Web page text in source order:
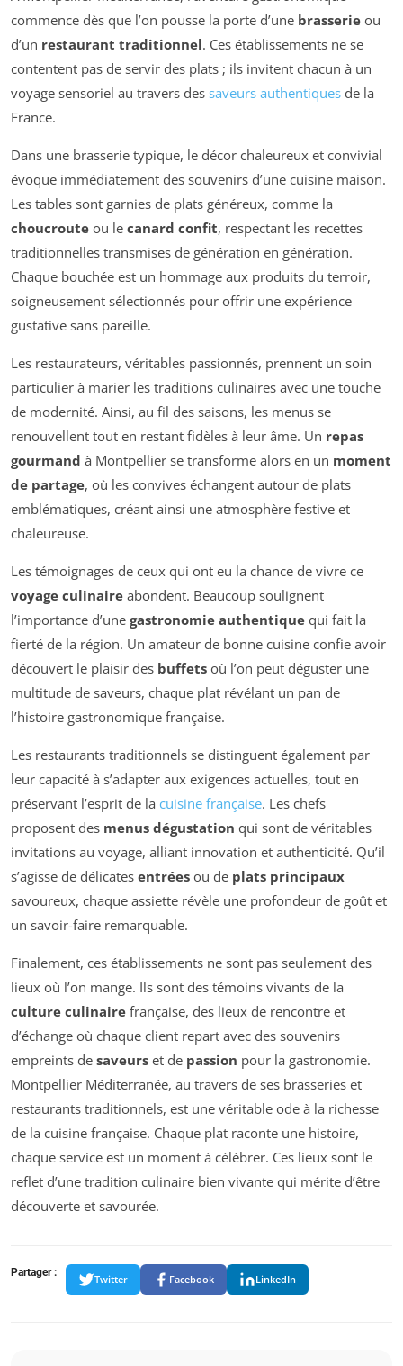
commence dès que l’on pousse la porte d’une brasserie ou
d’un restaurant traditionnel. Ces établissements ne se
contentent pas de servir des plats ; ils invitent chacun à un
voyage sensoriel au travers des saveurs authentiques de la
France.
Dans une brasserie typique, le décor chaleureux et convivial
évoque immédiatement des souvenirs d’une cuisine maison.
Les tables sont garnies de plats généreux, comme la
choucroute ou le canard confit, respectant les recettes
traditionnelles transmises de génération en génération.
Chaque bouchée est un hommage aux produits du terroir,
soigneusement sélectionnés pour offrir une expérience
gustative sans pareille.
Les restaurateurs, véritables passionnés, prennent un soin
particulier à marier les traditions culinaires avec une touche
de modernité. Ainsi, au fil des saisons, les menus se
renouvellent tout en restant fidèles à leur âme. Un repas
gourmand à Montpellier se transforme alors en un moment
de partage, où les convives échangent autour de plats
emblématiques, créant ainsi une atmosphère festive et
chaleureuse.
Les témoignages de ceux qui ont eu la chance de vivre ce
voyage culinaire abondent. Beaucoup soulignent
l’importance d’une gastronomie authentique qui fait la
fierté de la région. Un amateur de bonne cuisine confie avoir
découvert le plaisir des buffets où l’on peut déguster une
multitude de saveurs, chaque plat révélant un pan de
l’histoire gastronomique française.
Les restaurants traditionnels se distinguent également par
leur capacité à s’adapter aux exigences actuelles, tout en
préservant l’esprit de la cuisine française. Les chefs
proposent des menus dégustation qui sont de véritables
invitations au voyage, alliant innovation et authenticité. Qu’il
s’agisse de délicates entrées ou de plats principaux
savoureux, chaque assiette révèle une profondeur de goût et
un savoir-faire remarquable.
Finalement, ces établissements ne sont pas seulement des
lieux où l’on mange. Ils sont des témoins vivants de la
culture culinaire française, des lieux de rencontre et
d’échange où chaque client repart avec des souvenirs
empreints de saveurs et de passion pour la gastronomie.
Montpellier Méditerranée, au travers de ses brasseries et
restaurants traditionnels, est une véritable ode à la richesse
de la cuisine française. Chaque plat raconte une histoire,
chaque service est un moment à célébrer. Ces lieux sont le
reflet d’une tradition culinaire bien vivante qui mérite d’être
découverte et savourée.
Partager :
Twitter Facebook LinkedIn